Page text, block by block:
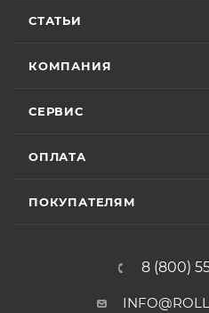
СТАТЬИ
КОМПАНИЯ
СЕРВИС
ОПЛАТА
ПОКУПАТЕЛЯМ
8 (800)